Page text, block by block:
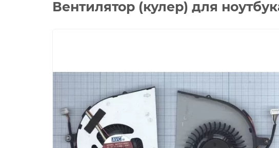
Вентилятор (кулер) для